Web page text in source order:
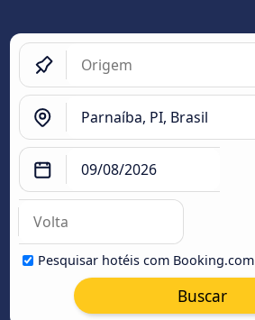
Pesquisar hotéis com Booking.com
Buscar